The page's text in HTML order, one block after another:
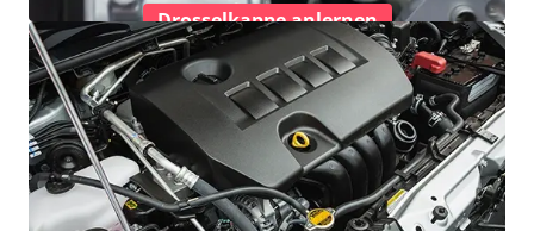
Drosselkappe anlernen